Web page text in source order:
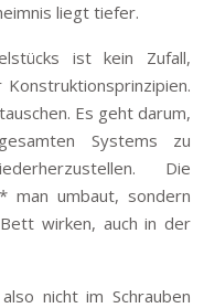
liegt tiefer.
ist kein Zufall,
Es geht darum,
Systems zu
Die
man umbaut, sondern
wirken, auch in der
nicht im Schrauben